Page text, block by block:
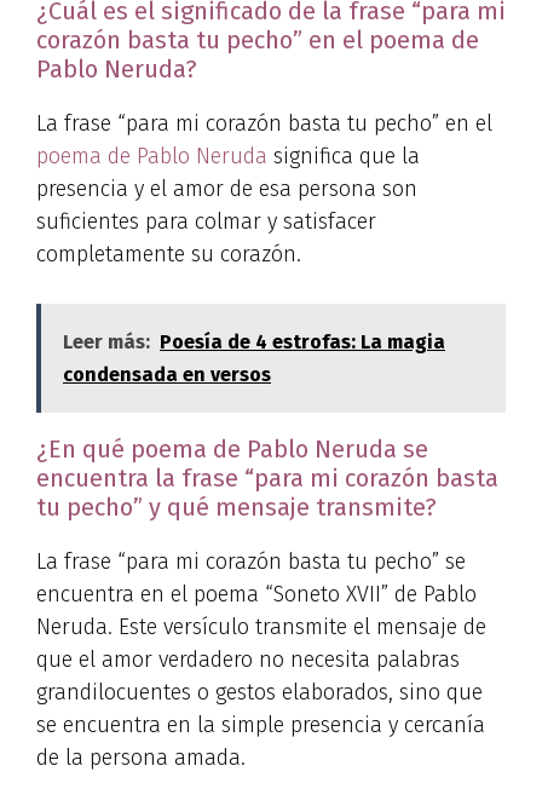
¿Cuál es el significado de la frase “para mi
corazón basta tu pecho” en el poema de
Pablo Neruda?
La frase “para mi corazón basta tu pecho” en el
poema de Pablo Neruda significa que la
presencia y el amor de esa persona son
suficientes para colmar y satisfacer
completamente su corazón.
Leer más: Poesía de 4 estrofas: La magia
condensada en versos
¿En qué poema de Pablo Neruda se
encuentra la frase “para mi corazón basta
tu pecho” y qué mensaje transmite?
La frase “para mi corazón basta tu pecho” se
encuentra en el poema “Soneto XVII” de Pablo
Neruda. Este versículo transmite el mensaje de
que el amor verdadero no necesita palabras
grandilocuentes o gestos elaborados, sino que
se encuentra en la simple presencia y cercanía
de la persona amada.